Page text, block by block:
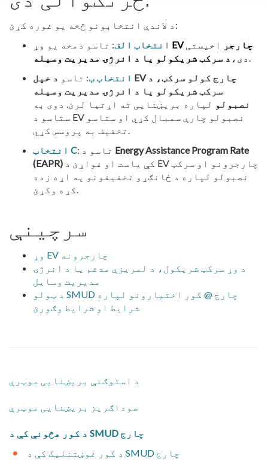
د لاندې انتخابونو څخه یو غوره کړئ:
انتخاب الف: تاسو دمخه یو EV چارجر
اخیستی
دی، د سرکټ شریکولو یا د انرژۍ مدیریت وسیله
.
انتخاب ب: تاسو د خپل EV چارج کولو سرکټ، د
سرکټ شریکولو یا د انرژۍ مدیریت وسیله
نصبولو لپاره بریښنایی ته اړتیا لرئ. دوی به
ستاسو د EV نصبولو چارې سمبال کړي او ستاسو
تخفیف به پروسس کړي.
انتخاب C
Energy Assistance Program Rate
(EAPR)
نصبولو لپاره د ځانګړو تخفیفونو په اړه زده
کړه وکړئ.
سرچینې
وړ EV چارجرونه
د وړ سرکټ شریکول، د لمریزې مدغم یا د انرژۍ
مدیریت وسایل
د ټولو SMUD چارج @ کور اختیارونو لپاره
شرایط او شرایط وګورئ
د استوګنې بریښنایی موټرې
سوداګریز بریښنایی موټرې
د کور هڅونې کې د SMUD چارج
د کور غوښتنلیک کې د SMUD چارج